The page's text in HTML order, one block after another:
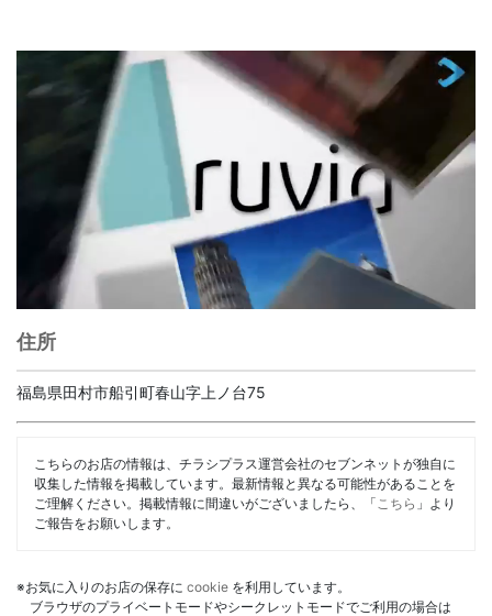
住所
福島県田村市船引町春山字上ノ台75
こちらのお店の情報は、チラシプラス運営会社のセブンネットが独自に
収集した情報を掲載しています。最新情報と異なる可能性があることを
ご理解ください。掲載情報に間違いがございましたら、「 こちら 」より
ご報告をお願いします。
※お気に入りのお店の保存に cookie を利用しています。
ブラウザのプライベートモードやシークレットモードでご利用の場合は